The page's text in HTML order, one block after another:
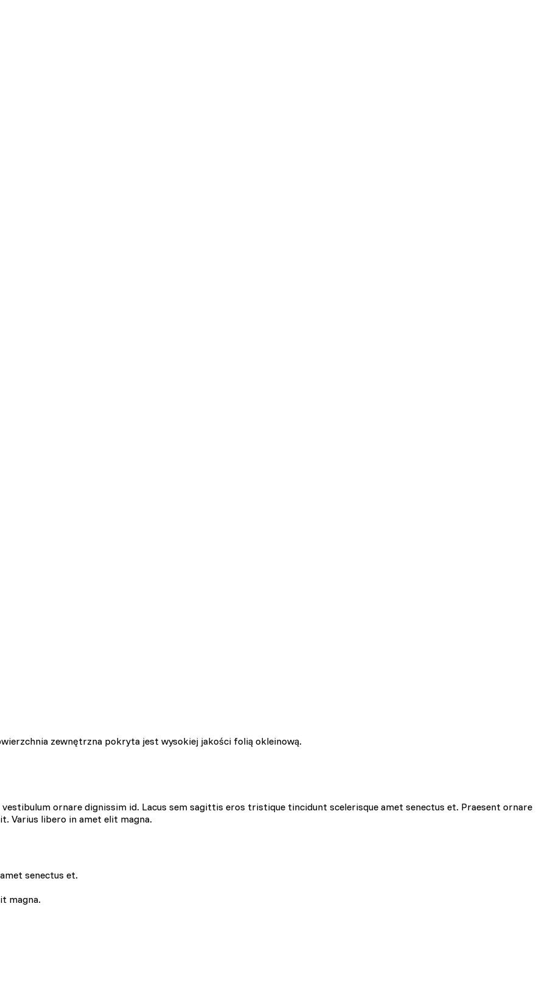
zewnętrzna pokryta jest wysokiej jakości folią okleinową.
ornare dignissim id. Lacus sem sagittis eros tristique tincidunt scelerisque amet senectus et. Praesent ornare
Varius libero in amet elit magna.
senectus et.
magna.